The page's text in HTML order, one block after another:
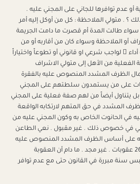
أو عدم توافرها للجاني على المجني عليه .
. متولي الملاحظة : كل من أوكل إليه أمر
سواء طالت المدة أم قصرت ما دامت الجريمة
أو الملاحظة وسواء كان من أقاربه أو من
لواجب شرعي او قانوني أو تطوعاً واختياراً
الفعلية من الأهل إلى متولي الاشراف
الظرف المشدد المنصوص عليه بالفقرة
من المادة 267 عقوبات على من يستمدون سلطتهم على المجني
يتناول أيضاً من لهم صفة فعلية على المجني
المشدد في حق المتهم لارتكابه الواقعة
في الحانوت الخاص به وكون المجني عليه من
في خصوص ذلك . غير مقبول . نعي الطاعن
على أساس الظرف المشدد المنصوص عليه
بالفقرة الثانية من المادة 267 عقوبات . غير مجد . ما دام أن العقوبة
سنة مبررة في القانون حتى مع عدم توافر